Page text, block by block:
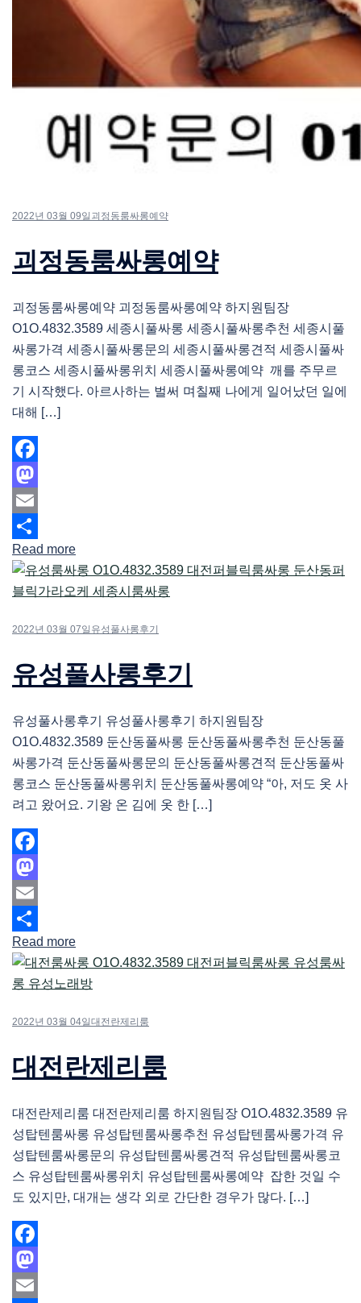
2022년 03월 09일 괴정동룸싸롱예약
괴정동룸싸롱예약
괴정동룸싸롱예약 괴정동룸싸롱예약 하지원팀장
O1O.4832.3589 세종시풀싸롱 세종시풀싸롱추천 세종시풀
싸롱가격 세종시풀싸롱문의 세종시풀싸롱견적 세종시풀싸
롱코스 세종시풀싸롱위치 세종시풀싸롱예약 깨를 주무르
기 시작했다. 아르사하는 벌써 며칠째 나에게 일어났던 일에
대해 […]
Facebook
Mastodon
Email
Share
Read more
2022년 03월 07일 유성풀사롱후기
유성풀사롱후기
유성풀사롱후기 유성풀사롱후기 하지원팀장
O1O.4832.3589 둔산동풀싸롱 둔산동풀싸롱추천 둔산동풀
싸롱가격 둔산동풀싸롱문의 둔산동풀싸롱견적 둔산동풀싸
롱코스 둔산동풀싸롱위치 둔산동풀싸롱예약 “아, 저도 옷 사
려고 왔어요. 기왕 온 김에 옷 한 […]
Facebook
Mastodon
Email
Share
Read more
2022년 03월 04일 대전란제리룸
대전란제리룸
대전란제리룸 대전란제리룸 하지원팀장 O1O.4832.3589 유
성탑텐룸싸롱 유성탑텐룸싸롱추천 유성탑텐룸싸롱가격 유
성탑텐룸싸롱문의 유성탑텐룸싸롱견적 유성탑텐룸싸롱코
스 유성탑텐룸싸롱위치 유성탑텐룸싸롱예약 잡한 것일 수
도 있지만, 대개는 생각 외로 간단한 경우가 많다. […]
Facebook
Mastodon